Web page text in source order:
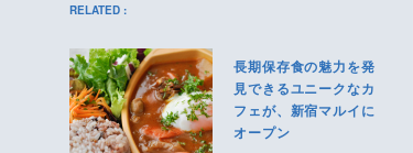
RELATED :
長期保存食の魅力を発
見できるユニークなカ
フェが、新宿マルイに
オープン